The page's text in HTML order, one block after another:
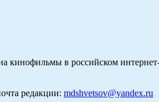
кинофильмы в российском
редакции: mdshvetsov@yandex.ru